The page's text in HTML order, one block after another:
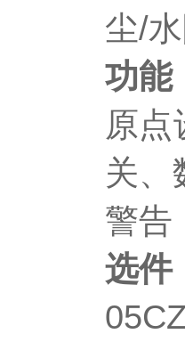
尘/
功能
原
关、
警告
选件